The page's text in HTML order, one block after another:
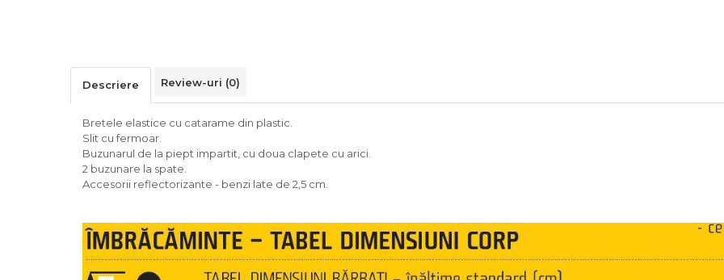
Descriere Review-uri (0)
Bretele elastice cu catarame din plastic.
Slit cu fermoar.
Buzunarul de la piept impartit, cu doua clapete cu arici.
2 buzunare la spate.
Accesorii reflectorizante - benzi late de 2,5 cm.